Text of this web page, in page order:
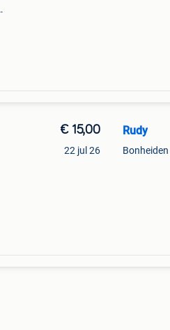
€ 15,00
22 jul 26
Rudy
Bonheiden